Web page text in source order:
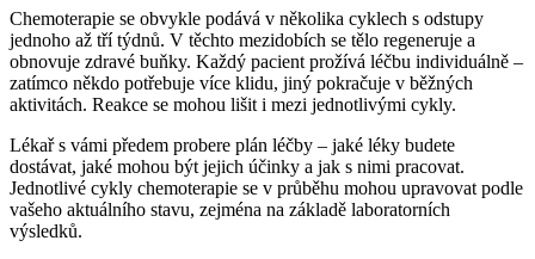
Chemoterapie se obvykle podává v několika cyklech s odstupy
jednoho až tří týdnů. V těchto mezidobích se tělo regeneruje a
obnovuje zdravé buňky. Každý pacient prožívá léčbu individuálně –
zatímco někdo potřebuje více klidu, jiný pokračuje v běžných
aktivitách. Reakce se mohou lišit i mezi jednotlivými cykly.
Lékař s vámi předem probere plán léčby – jaké léky budete
dostávat, jaké mohou být jejich účinky a jak s nimi pracovat.
Jednotlivé cykly chemoterapie se v průběhu mohou upravovat podle
vašeho aktuálního stavu, zejména na základě laboratorních
výsledků.